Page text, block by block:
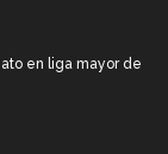
en liga mayor de